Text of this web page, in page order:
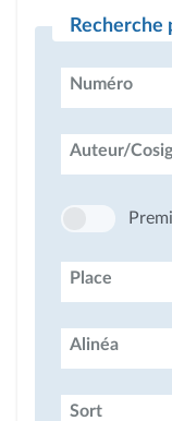
Recherche
Numéro
Auteur/
Place
Alinéa
Sort